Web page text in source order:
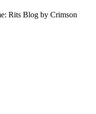
Rits Blog by Crimson